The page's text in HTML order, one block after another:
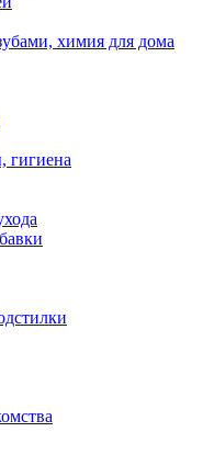
химия для дома
гигиена